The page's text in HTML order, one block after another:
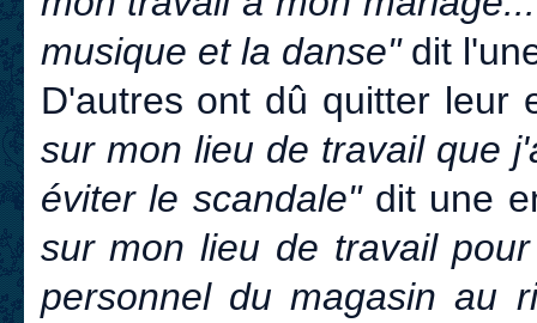
musique et la danse" dit
D'autres ont dû quitter leur
sur mon lieu de travail que
éviter le scandale"dit une
sur mon lieu de travail
personnel du magasin au